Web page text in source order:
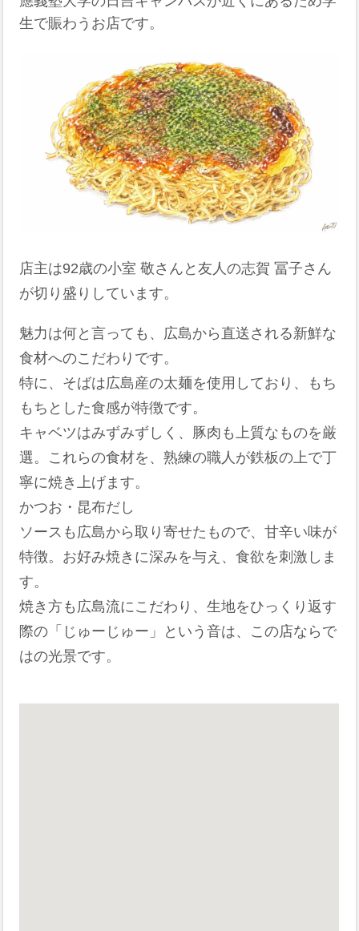
生で賑わうお店です。
店主は92歳の小室 敬さんと友人の志賀 冨子さん
が切り盛りしています。
魅力は何と言っても、広島から直送される新鮮な
食材へのこだわりです。
特に、そばは広島産の太麺を使用しており、もち
もちとした食感が特徴です。
キャベツはみずみずしく、豚肉も上質なものを厳
選。これらの食材を、熟練の職人が鉄板の上で丁
寧に焼き上げます。
かつお・昆布だし
ソースも広島から取り寄せたもので、甘辛い味が
特徴。お好み焼きに深みを与え、食欲を刺激しま
す。
焼き方も広島流にこだわり、生地をひっくり返す
際の「じゅーじゅー」という音は、この店ならで
はの光景です。